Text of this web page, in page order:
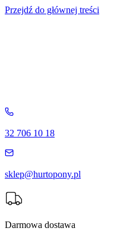
Przejdź do głównej treści
32 706 10 18
sklep@hurtopony.pl
Darmowa dostawa